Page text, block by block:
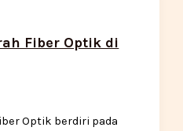
Fiber Optik di
Optik berdiri pada